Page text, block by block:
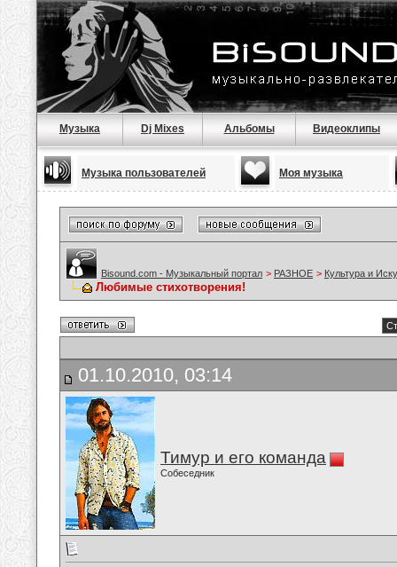
Музыка Dj Mixes Альбомы Видеоклипы
Музыка пользователей Моя музыка
Bisound.com - Музыкальный портал > РАЗНОЕ > Культура и
Любимые стихотворения!
01.10.2010, 03:14
Тимур и его команда
Собеседник